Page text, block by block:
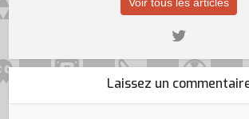
Voir tous les articles
Laissez un